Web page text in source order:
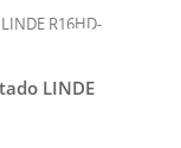
LINDE